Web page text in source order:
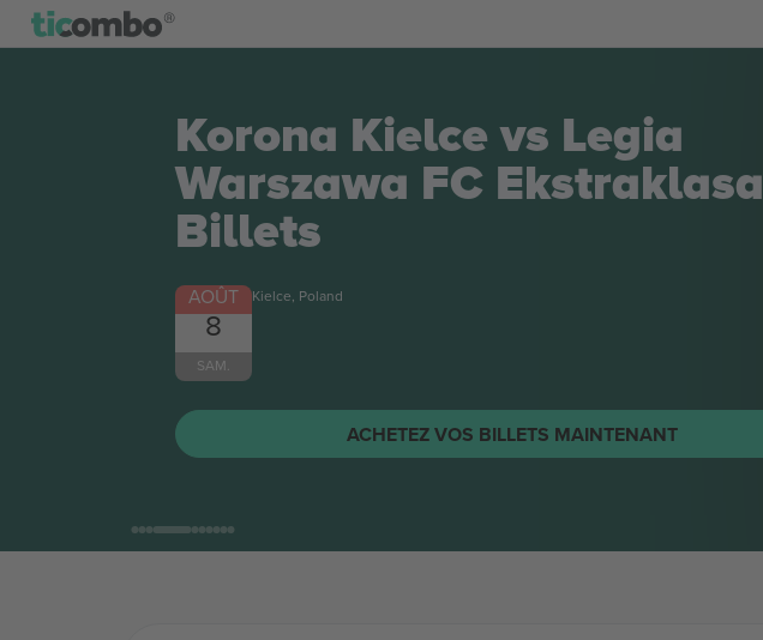
Korona Kielce vs Legia
Warszawa FC Ekstraklasa
Billets
AOÛT
8
SAM.
Kielce, Poland
ACHETEZ VOS BILLETS MAINTENANT